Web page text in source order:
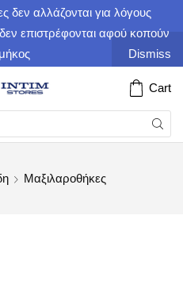
δεν αλλάζονται για λόγους
δεν επιστρέφονται αφού κοπούν
Dismiss
Cart
Μαξιλαροθήκες